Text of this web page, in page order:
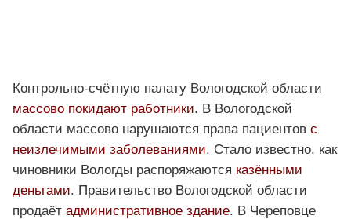
Контрольно-счётную палату Вологодской области
массово покидают работники. В Вологодской
области массово нарушаются права пациентов с
неизлечимыми заболеваниями. Стало известно, как
чиновники Вологды распоряжаются казёнными
деньгами. Правительство Вологодской области
продаёт административное здание. В Череповце